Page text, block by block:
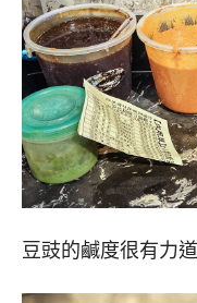
豆豉的鹹度很有力